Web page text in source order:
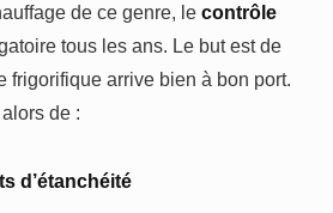
de ce genre, le contrôle
tous les ans. Le but est de
frigorifique arrive bien à bon port.
de :
d’étanchéité